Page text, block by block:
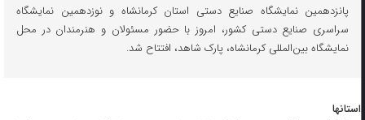
پانزدهمین نمایشگاه صنایع دستی استان کرمانشاه و نوزدهمین نمایشگاه
سراسری صنایع دستی کشور، امروز با حضور مسئولان و هنرمندان در محل
نمایشگاه بین‌المللی کرمانشاه، پارک شاهد، افتتاح شد.
استانها